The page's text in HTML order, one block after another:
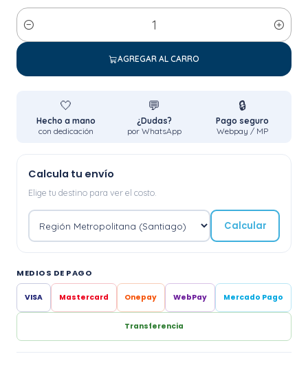
Cantidad
AGREGAR AL CARRO
🤍
Hecho a mano
con dedicación
💬
¿Dudas?
por WhatsApp
🔒
Pago seguro
Webpay / MP
Calcula tu envío
Elige tu destino para ver el costo.
Calcular
MEDIOS DE PAGO
VISA Mastercard Onepay WebPay Mercado Pago
Transferencia